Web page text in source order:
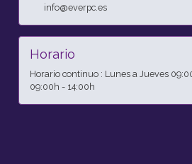
info@everpc.es
Horario
Horario continuo : Lunes a Jueves
09:00h - 14:00h